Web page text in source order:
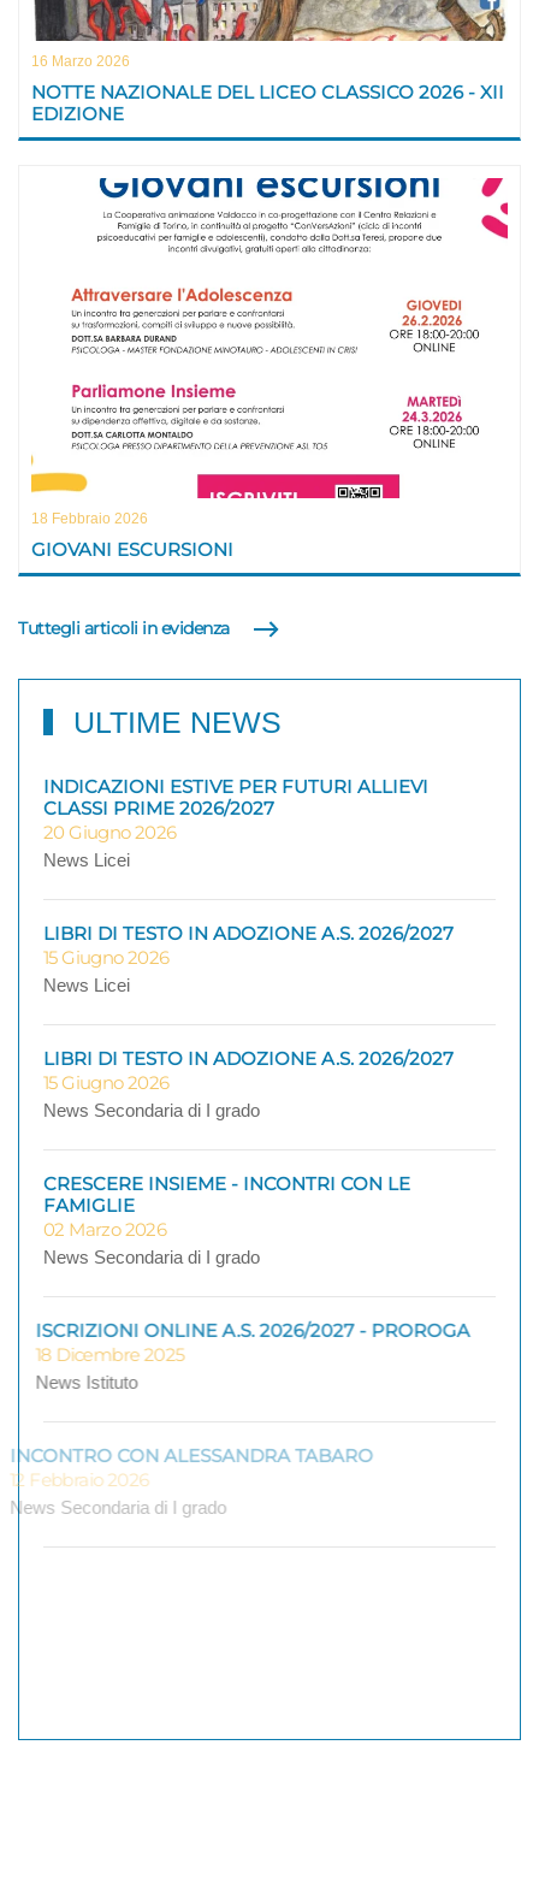
ULTIME NEWS
INDICAZIONI ESTIVE PER FUTURI ALLIEVI
CLASSI PRIME 2026/2027
20 Giugno 2026
News Licei
LIBRI DI TESTO IN ADOZIONE A.S. 2026/2027
15 Giugno 2026
News Licei
LIBRI DI TESTO IN ADOZIONE A.S. 2026/2027
15 Giugno 2026
News Secondaria di I grado
CRESCERE INSIEME - INCONTRI CON LE
FAMIGLIE
02 Marzo 2026
News Secondaria di I grado
ISCRIZIONI ONLINE A.S. 2026/2027 - PROROGA
18 Dicembre 2025
News Istituto
INCONTRO CON ALESSANDRA TABARO
12 Febbraio 2026
News Secondaria di I grado
16 Marzo 2026
NOTTE NAZIONALE DEL LICEO CLASSICO 2026 - XII
EDIZIONE
18 Febbraio 2026
GIOVANI ESCURSIONI
Tuttegli articoli in evidenza